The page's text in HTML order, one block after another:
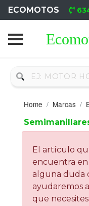
ECOMOTOS
Home
Nuevo
Neumáticos
Campa
Motores
Nuevos
Motores
Home Marcas
El artículo
encuentra en
alguna duda
ayudaremos
que necesites.